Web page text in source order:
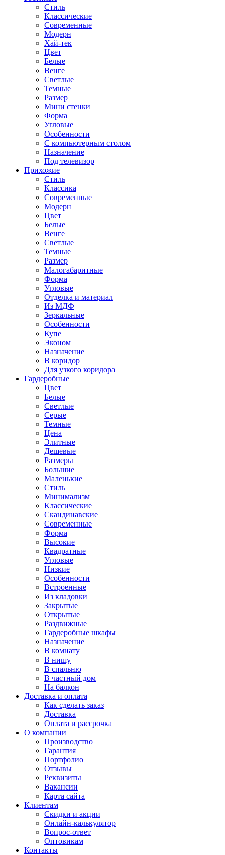
Стиль
Классические
Современные
Модерн
Хай-тек
Цвет
Белые
Венге
Светлые
Темные
Размер
Мини стенки
Форма
Угловые
Особенности
С компьютерным столом
Назначение
Под телевизор
Прихожие
Стиль
Классика
Современные
Модерн
Цвет
Белые
Венге
Светлые
Темные
Размер
Малогабаритные
Форма
Угловые
Отделка и материал
Из МДФ
Зеркальные
Особенности
Купе
Эконом
Назначение
В коридор
Для узкого коридора
Гардеробные
Цвет
Белые
Светлые
Серые
Темные
Цена
Элитные
Дешевые
Размеры
Большие
Маленькие
Стиль
Минимализм
Классические
Скандинавские
Современные
Форма
Высокие
Квадратные
Угловые
Низкие
Особенности
Встроенные
Из кладовки
Закрытые
Открытые
Раздвижные
Гардеробные шкафы
Назначение
В комнату
В нишу
В спальню
В частный дом
На балкон
Доставка и оплата
Как сделать заказ
Доставка
Оплата и рассрочка
О компании
Производство
Гарантия
Портфолио
Отзывы
Реквизиты
Вакансии
Карта сайта
Клиентам
Скидки и акции
Онлайн-калькулятор
Вопрос-ответ
Оптовикам
Контакты